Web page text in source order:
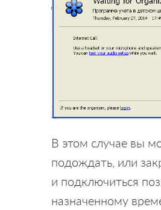
В этом случае вы
подождать, или
и подключиться
назначенному